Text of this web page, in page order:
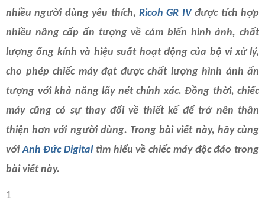
nhiều người dùng yêu thích, Ricoh GR IVđược tích hợp
nhiều nâng cấp ấn tượng về cảm biến hình ảnh, chất
lượng ống kính và hiệu suất hoạt động của bộ vi xử lý,
cho phép chiếc máy đạt được chất lượng hình ảnh ấn
tượng với khả năng lấy nét chính xác. Đồng thời, chiếc
máy cũng có sự thay đổi về thiết kế để trở nên thân
thiện hơn với người dùng. Trong bài viết này, hãy cùng
vớiAnh Đức Digital tìm hiểu về chiếc máy độc đáo trong
bài viết này.
1